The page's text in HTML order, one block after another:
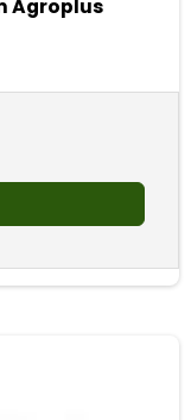
Agroplus